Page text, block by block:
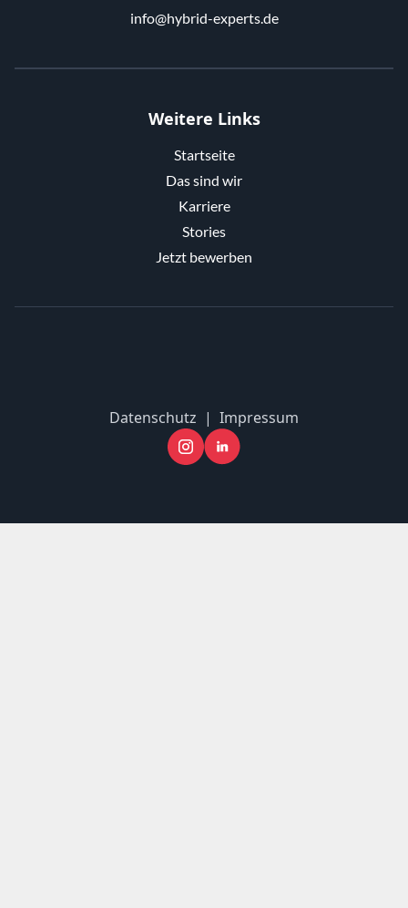
info@hybrid-experts.de
Weitere Links
Startseite
Das sind wir
Karriere
Stories
Jetzt bewerben
Datenschutz | Impressum